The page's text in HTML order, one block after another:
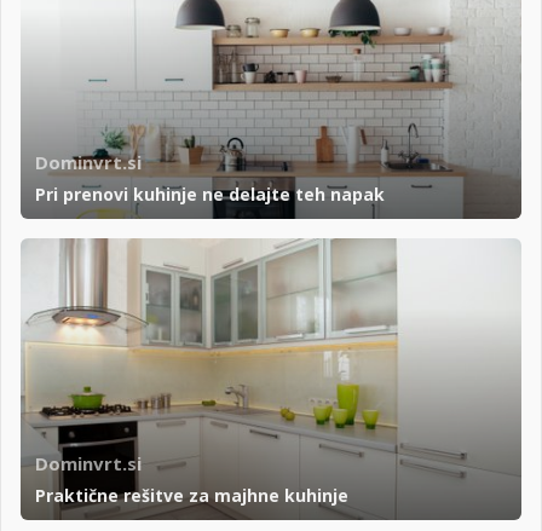
Dominvrt.si
Pri prenovi kuhinje ne delajte teh napak
Dominvrt.si
Praktične rešitve za majhne kuhinje